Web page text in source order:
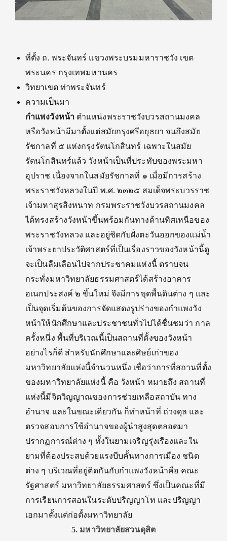
ที่ตั้ง ถ. พระจันทร์ แขวงพระบรมมหาราชวัง เขต
พระนคร กรุงเทพมหานคร
วิทยาเขต ท่าพระจันทร์
ความเป็นมา
กำแพงวังหน้าตำแหน่งพระราชวังบวรสถานมงคล
หรือวังหน้ามีมาตั้งแต่สมัยกรุงศรีอยุธยา จนถึงสมัย
รัชกาลที่ ๕ แห่งกรุงรัตนโกสินทร์ เฉพาะในสมัย
รัตนโกสินทร์แล้ว วังหน้าเป็นที่ประทับของพระมหา
อุปราช เนื่องจากในสมัยรัชกาลที่ ๑ เมื่อมีการสร้าง
พระราชวังหลวงในปี พ.ศ. ๒๓๒๕ สมเด็จพระบวรราช
เจ้ามหาสุรสิงหนาท กรมพระราชวังบวรสถานมงคล
ได้ทรงสร้างวังหน้าขึ้นพร้อมกันทางด้านทิศเหนือของ
พระราชวังหลวง และอยู่ชิดกับฝั่งตะวันออกของแม่น้ำ
เจ้าพระยาประวัติศาสตร์ที่เป็นเรื่องราวของวังหน้านี้ดู
จะเป็นลืมเลือนไปจากประชาคมแห่งนี้ ตราบจน
กระทั่งมหาวิทยาลัยธรรมศาสตร์ได้สร้างอาคาร
อเนกประสงค์ ๒ ขึ้นใหม่ จึงมีการขุดพื้นดินต่าง ๆ และ
เป็นจุดเริ่มต้นของการจัดแสดงรูปร่างของกำแพงวัง
หน้าให้นักศึกษาและประชาชนทั่วไปได้ชื่นชมว่า กาล
ครั้งหนึ่ง พื้นที่บริเวณนี้เป็นสถานที่ตั้งของวังหน้า
อย่างไรก็ดี สำหรับนักศึกษาและศิษย์เก่าของ
มหาวิทยาลัยแห่งนี้จำนวนหนึ่ง เชื่อว่าการที่สถานที่ตั้ง
ของมหาวิทยาลัยแห่งนี้ คือ วังหน้า หมายถึง สถานที่
แห่งนี้มีจิตวิญญาณของการช่วยเหลือสถาบัน ทาง
อำนาจ และในขณะเดียวกัน ก็ทำหน้าที่ ถ่วงดุล และ
ตรวจสอบการใช้อำนาจของผู้นำสูงสุดตลอดมา
ปรากฏการณ์ต่าง ๆ ทั้งในยามเจริญรุ่งเรืองและใน
ยามที่ต้องประสบด้วยแรงบีบคั้นทางการเมือง ชนิด
ต่าง ๆ บริเวณที่อยู่ติดกันกับกำแพงวังหน้าคือ คณะ
รัฐศาสตร์ มหาวิทยาลัยธรรมศาสตร์ ซึ่งเป็นคณะที่มี
การเรียนการสอนในระดับปริญญาโท และปริญญา
เอกมาตั้งแต่ก่อตั้งมหาวิทยาลัย
5. มหาวิทยาลัยสวนดุสิต